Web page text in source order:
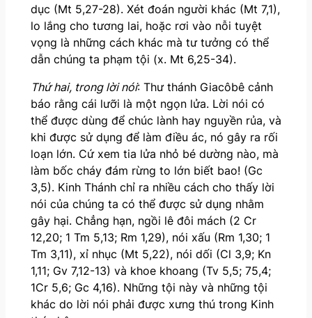
dục (Mt 5,27-28). Xét đoán người khác (Mt 7,1),
lo lắng cho tương lai, hoặc rơi vào nỗi tuyệt
vọng là những cách khác mà tư tưởng có thể
dẫn chúng ta phạm tội (x. Mt 6,25-34).
Thứ hai, trong lời nói: Thư thánh Giacôbê cảnh
báo rằng cái lưỡi là một ngọn lửa. Lời nói có
thể được dùng để chúc lành hay nguyền rủa, và
khi được sử dụng để làm điều ác, nó gây ra rối
loạn lớn. Cứ xem tia lửa nhỏ bé dường nào, mà
làm bốc cháy đám rừng to lớn biết bao! (Gc
3,5). Kinh Thánh chỉ ra nhiều cách cho thấy lời
nói của chúng ta có thể được sử dụng nhằm
gây hại. Chẳng hạn, ngồi lê đôi mách (2 Cr
12,20; 1 Tm 5,13; Rm 1,29), nói xấu (Rm 1,30; 1
Tm 3,11), xỉ nhục (Mt 5,22), nói dối (Cl 3,9; Kn
1,11; Gv 7,12-13) và khoe khoang (Tv 5,5; 75,4;
1Cr 5,6; Gc 4,16). Những tội này và những tội
khác do lời nói phải được xưng thú trong Kinh